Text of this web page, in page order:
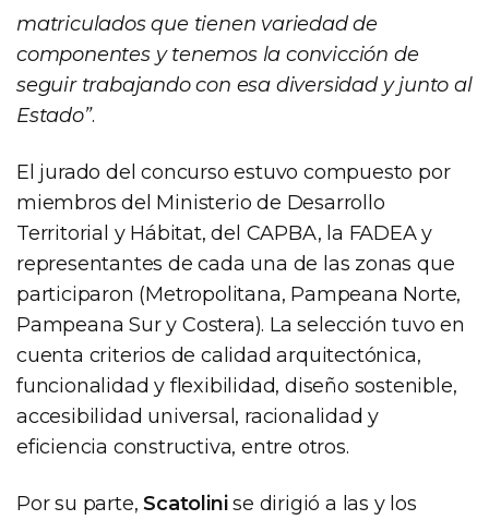
matriculados que tienen variedad de
componentes y tenemos la convicción de
seguir trabajando con esa diversidad y junto al
Estado”.
El jurado del concurso estuvo compuesto por
miembros del Ministerio de Desarrollo
Territorial y Hábitat, del CAPBA, la FADEA y
representantes de cada una de las zonas que
participaron (Metropolitana, Pampeana Norte,
Pampeana Sur y Costera). La selección tuvo en
cuenta criterios de calidad arquitectónica,
funcionalidad y flexibilidad, diseño sostenible,
accesibilidad universal, racionalidad y
eficiencia constructiva, entre otros.
Por su parte,Scatolinise dirigió a las y los